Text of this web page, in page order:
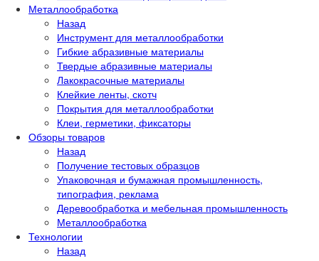
Металлообработка
Назад
Инструмент для металлообработки
Гибкие абразивные материалы
Твердые абразивные материалы
Лакокрасочные материалы
Клейкие ленты, скотч
Покрытия для металлообработки
Клеи, герметики, фиксаторы
Обзоры товаров
Назад
Получение тестовых образцов
Упаковочная и бумажная промышленность,
типография, реклама
Деревообработка и мебельная промышленность
Металлообработка
Технологии
Назад